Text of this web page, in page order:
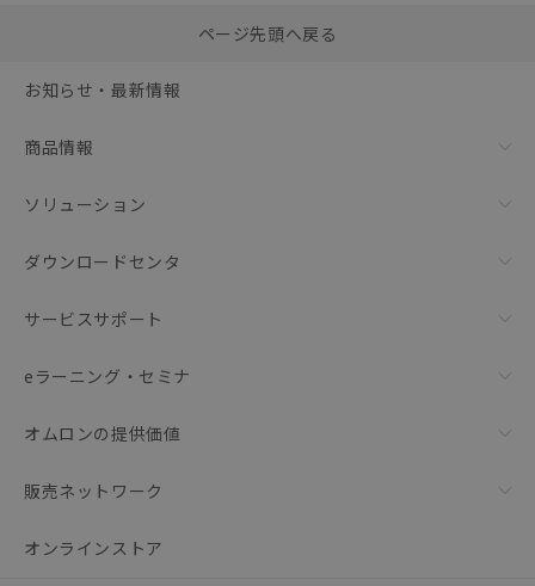
括ダウンロード
ページ先頭へ戻る
お知らせ・最新情報
商品情報
ソリューション
ダウンロードセンタ
サービスサポート
eラーニング・セミナ
オムロンの提供価値
販売ネットワーク
オンラインストア